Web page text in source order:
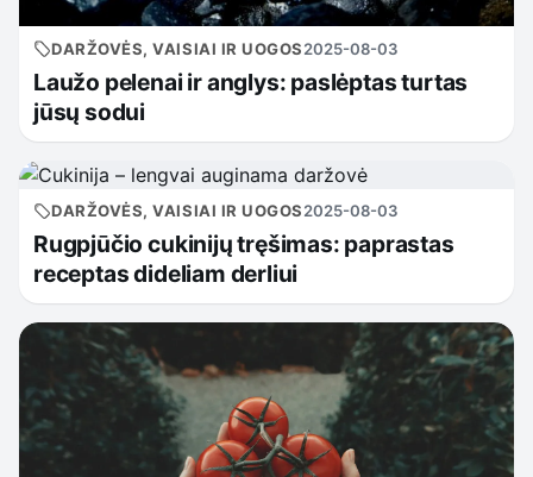
DARŽOVĖS, VAISIAI IR UOGOS2025-08-03
Laužo pelenai ir anglys: paslėptas turtas
jūsų sodui
DARŽOVĖS, VAISIAI IR UOGOS2025-08-03
Rugpjūčio cukinijų tręšimas: paprastas
receptas dideliam derliui